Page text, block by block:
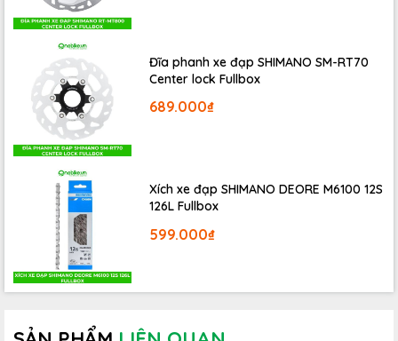
Lốp xe có thông số TPI 2/220, đảm bảo độ bền và hiệu suất
cao. Trọng lượng lốp chỉ
nhanh chóng hơn. Áp suất tối đa khi sử dụng vành
73 PSI, trong khi với vành
biệt, sản phẩm hoàn toàn tương thích với các loại vành
Đĩa phanh xe đạp SHIMANO SM-RT70
Center lock Fullbox
689.000₫
Xích xe đạp SHIMANO DEORE M6100 12S
126L Fullbox
599.000₫